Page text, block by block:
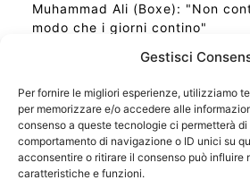
Gestisci
Per fornire le migliori esperienze, utilizziamo
per memorizzare e/o accedere alle
consenso a queste tecnologie ci permetterà
comportamento di navigazione o ID unici su
acconsentire o ritirare il consenso può influire
caratteristiche e funzioni.
Muhammad Ali (Boxe): "Non
modo che i giorni contino"
Ora Esatta in Italia in questo
Ti Senti Strano Ultimamente?
la Risonanza di Schumann
Come Sapere Se Stai